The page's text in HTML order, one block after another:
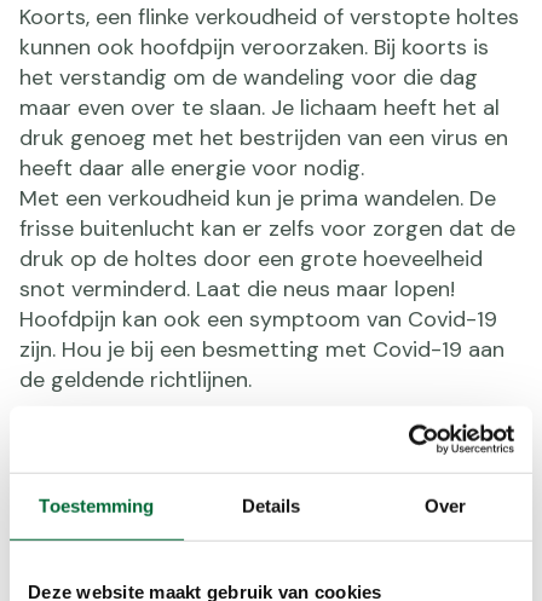
Toestemming Details Over
Deze website maakt gebruik van cookies
Koorts, een flinke verkoudheid of verstopte holtes
kunnen ook hoofdpijn veroorzaken. Bij koorts is
het verstandig om de wandeling voor die dag
maar even over te slaan. Je lichaam heeft het al
druk genoeg met het bestrijden van een virus en
heeft daar alle energie voor nodig.
Met een verkoudheid kun je prima wandelen. De
frisse buitenlucht kan er zelfs voor zorgen dat de
druk op de holtes door een grote hoeveelheid
snot verminderd. Laat die neus maar lopen!
Hoofdpijn kan ook een symptoom van Covid-19
zijn. Hou je bij een besmetting met Covid-19 aan
de geldende richtlijnen.
scheel kijken, hoofdpijn: het kunnen tekenen zijn
dat je eens even bij een opticien langs moet.